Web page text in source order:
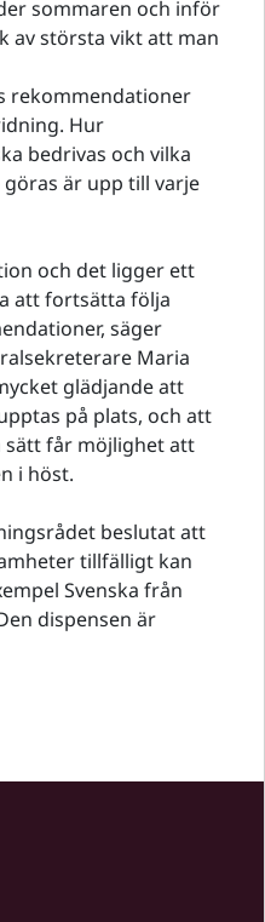
sommaren och inför
av största vikt att man
rekommendationer
Hur
bedrivas och vilka
är upp till varje
och det ligger ett
att fortsätta följa
säger
Maria
glädjande att
på plats, och att
får möjlighet att
i höst.
beslutat att
tillfälligt kan
Svenska från
dispensen är